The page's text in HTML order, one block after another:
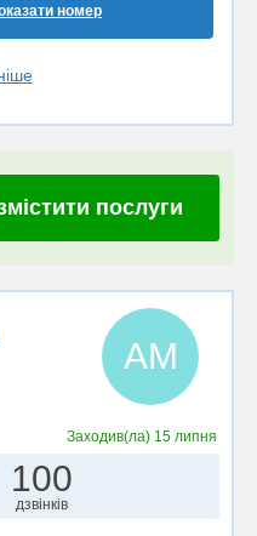
номер
послуги
АМ
Заходив(ла) 15 липня
100
дзвінків